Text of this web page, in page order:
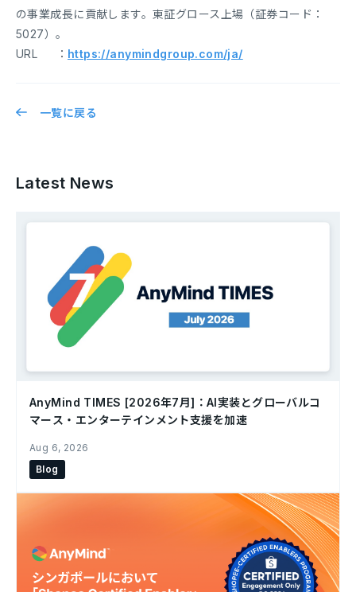
の事業成長に貢献します。東証グロース上場（証券コード：
5027）。
URL ： https://anymindgroup.com/ja/
一覧に戻る
Latest News
AnyMind TIMES [2026年7月]：AI実装とグローバルコ
マース・エンターテインメント支援を加速
Aug 6, 2026
Blog